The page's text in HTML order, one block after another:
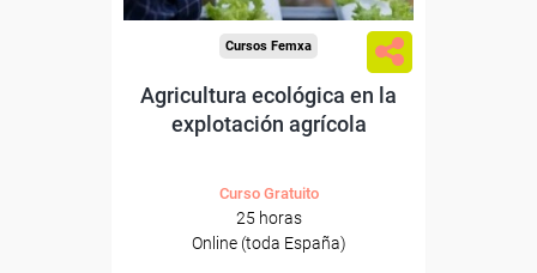
Cursos Femxa
Agricultura ecológica en la
explotación agrícola
Curso Gratuito
25 horas
Online (toda España)